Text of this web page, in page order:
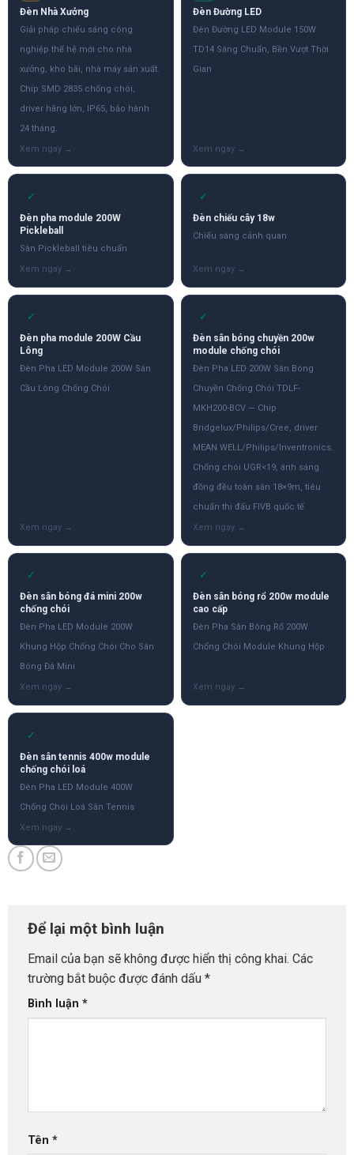
Đèn Nhà Xưởng
Giải pháp chiếu sáng công
nghiệp thế hệ mới cho nhà
xưởng, kho bãi, nhà máy sản xuất.
Chip SMD 2835 chống chói,
driver hãng lớn, IP65, bảo hành
24 tháng.
Đèn Đường LED
Đèn Đường LED Module 150W
TD14 Sáng Chuẩn, Bền Vượt Thời
Gian
✓
Đèn pha module 200W
Pickleball
Sân Pickleball tiêu chuẩn
✓
Đèn chiếu cây 18w
Chiếu sáng cảnh quan
✓
Đèn pha module 200W Cầu
Lông
Đèn Pha LED Module 200W Sân
Cầu Lông Chống Chói
✓
Đèn sân bóng chuyền 200w
module chống chói
Đèn Pha LED 200W Sân Bóng
Chuyền Chống Chói TDLF-
MKH200-BCV — Chip
Bridgelux/Philips/Cree, driver
MEAN WELL/Philips/Inventronics.
Chống chói UGR<19, ánh sáng
đồng đều toàn sân 18×9m, tiêu
chuẩn thi đấu FIVB quốc tế
✓
Đèn sân bóng đá mini 200w
chống chói
Đèn Pha LED Module 200W
Khung Hộp Chống Chói Cho Sân
Bóng Đá Mini
✓
Đèn sân bóng rổ 200w module
cao cấp
Đèn Pha Sân Bóng Rổ 200W
Chống Chói Module Khung Hộp
✓
Đèn sân tennis 400w module
chống chói loá
Đèn Pha LED Module 400W
Chống Chói Loá Sân Tennis
Để lại một bình luận
Email của bạn sẽ không được hiển thị công khai. Các
trường bắt buộc được đánh dấu *
Bình luận *
Tên *